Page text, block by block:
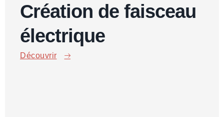
Création de faisceau
électrique
Découvrir